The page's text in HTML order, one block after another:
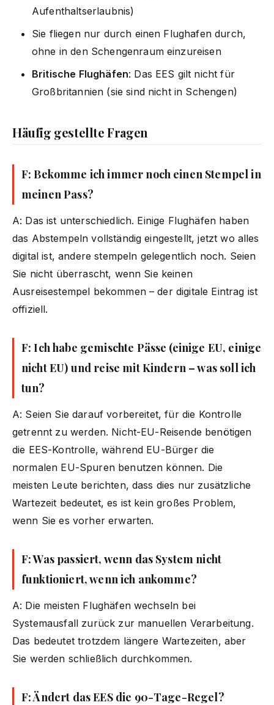
Aufenthaltserlaubnis)
Sie fliegen nur durch einen Flughafen durch,
ohne in den Schengenraum einzureisen
Britische Flughäfen: Das EES gilt nicht für
Großbritannien (sie sind nicht in Schengen)
Häufig gestellte Fragen
F: Bekomme ich immer noch einen Stempel in
meinen Pass?
A: Das ist unterschiedlich. Einige Flughäfen haben
das Abstempeln vollständig eingestellt, jetzt wo alles
digital ist, andere stempeln gelegentlich noch. Seien
Sie nicht überrascht, wenn Sie keinen
Ausreisestempel bekommen – der digitale Eintrag ist
offiziell.
F: Ich habe gemischte Pässe (einige EU, einige
nicht EU) und reise mit Kindern – was soll ich
tun?
A: Seien Sie darauf vorbereitet, für die Kontrolle
getrennt zu werden. Nicht-EU-Reisende benötigen
die EES-Kontrolle, während EU-Bürger die
normalen EU-Spuren benutzen können. Die
meisten Leute berichten, dass dies nur zusätzliche
Wartezeit bedeutet, es ist kein großes Problem,
wenn Sie es vorher erwarten.
F: Was passiert, wenn das System nicht
funktioniert, wenn ich ankomme?
A: Die meisten Flughäfen wechseln bei
Systemausfall zurück zur manuellen Verarbeitung.
Das bedeutet trotzdem längere Wartezeiten, aber
Sie werden schließlich durchkommen.
F: Ändert das EES die 90-Tage-Regel?